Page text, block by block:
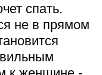
спать.
не в прямом